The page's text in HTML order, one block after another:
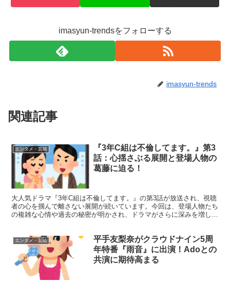
imasyun-trendsをフォローする
imasyun-trends
関連記事
エンタメ・芸能
『3年C組は不倫してます。』第3
話：心揺さぶる展開と登場人物の
葛藤に迫る！
大人気ドラマ『3年C組は不倫してます。』の第3話が放送され、視聴
者の心を掴んで離さない展開が続いています。今回は、登場人物たち
の複雑な心情や過去の秘密が明かされ、ドラマがさらに深みを増した
エンタメ・芸能
平手友梨奈がクラウドナイン5周
年特番『雨音』に出演！Adoとの
共演に期待高まる